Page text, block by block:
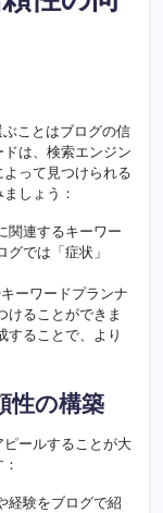
ことはブログの信
は、検索エンジン
って見つけられる
しょう：
関連するキーワー
では「症状」
ーワードプランナ
けることができま
することで、より
性の構築
ールすることが大
経験をブログで紹